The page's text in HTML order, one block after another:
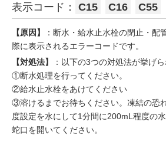
表示コード： C15 C16 C55
【原因】
：断水・給水止水栓の閉止・配
際に表示されるエラーコードです。
【対処法】
：以下の3つの対処法が挙げら
①断水処理を行ってください。
②給水止水栓をあけてください
③溶けるまでお待ちください。凍結の恐
度設定を水にして1分間に200mL程度の
蛇口を開いてください。